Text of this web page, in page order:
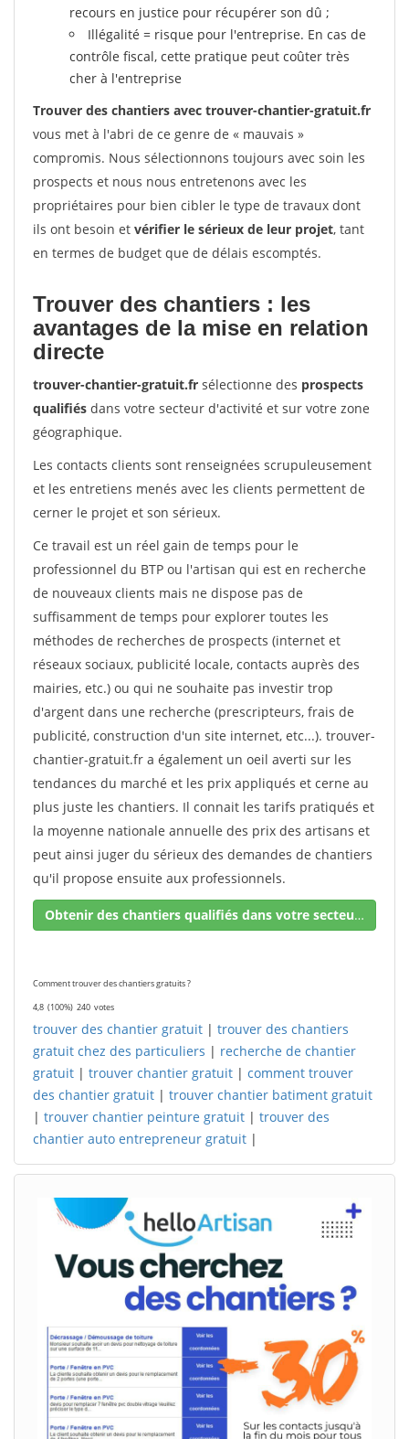
recours en justice pour récupérer son dû ;
Illégalité = risque pour l'entreprise. En cas de
contrôle fiscal, cette pratique peut coûter très
cher à l'entreprise
Trouver des chantiers avec trouver-chantier-gratuit.fr
vous met à l'abri de ce genre de « mauvais »
compromis. Nous sélectionnons toujours avec soin les
prospects et nous nous entretenons avec les
propriétaires pour bien cibler le type de travaux dont
ils ont besoin et vérifier le sérieux de leur projet, tant
en termes de budget que de délais escomptés.
Trouver des chantiers : les
avantages de la mise en relation
directe
trouver-chantier-gratuit.fr sélectionne des prospects
qualifiés dans votre secteur d'activité et sur votre zone
géographique.
Les contacts clients sont renseignées scrupuleusement
et les entretiens menés avec les clients permettent de
cerner le projet et son sérieux.
Ce travail est un réel gain de temps pour le
professionnel du BTP ou l'artisan qui est en recherche
de nouveaux clients mais ne dispose pas de
suffisamment de temps pour explorer toutes les
méthodes de recherches de prospects (internet et
réseaux sociaux, publicité locale, contacts auprès des
mairies, etc.) ou qui ne souhaite pas investir trop
d'argent dans une recherche (prescripteurs, frais de
publicité, construction d'un site internet, etc...). trouver-
chantier-gratuit.fr a également un oeil averti sur les
tendances du marché et les prix appliqués et cerne au
plus juste les chantiers. Il connait les tarifs pratiqués et
la moyenne nationale annuelle des prix des artisans et
peut ainsi juger du sérieux des demandes de chantiers
qu'il propose ensuite aux professionnels.
Obtenir des chantiers qualifiés dans votre secteur !
Comment trouver des chantiers gratuits ?
4,8 (100%) 240 votes
trouver des chantier gratuit | trouver des chantiers
gratuit chez des particuliers | recherche de chantier
gratuit | trouver chantier gratuit | comment trouver
des chantier gratuit | trouver chantier batiment gratuit
| trouver chantier peinture gratuit | trouver des
chantier auto entrepreneur gratuit |